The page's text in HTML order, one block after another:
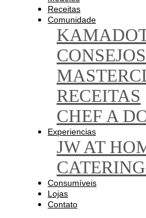
Receitas
Comunidade
RECEITAS
CHEF A
Experiencias
JW AT
Consumíveis
Lojas
Contato